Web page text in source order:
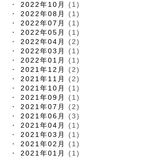
2022年10月
(1)
2022年08月
(1)
2022年07月
(1)
2022年05月
(1)
2022年04月
(2)
2022年03月
(1)
2022年01月
(1)
2021年12月
(2)
2021年11月
(2)
2021年10月
(1)
2021年09月
(1)
2021年07月
(2)
2021年06月
(3)
2021年04月
(1)
2021年03月
(1)
2021年02月
(1)
2021年01月
(1)